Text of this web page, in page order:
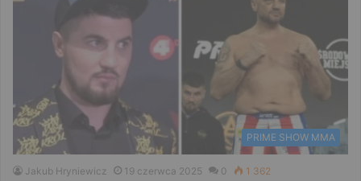
PRIME SHOW MMA
Jakub Hryniewicz 19 czerwca 2025 0 1 362